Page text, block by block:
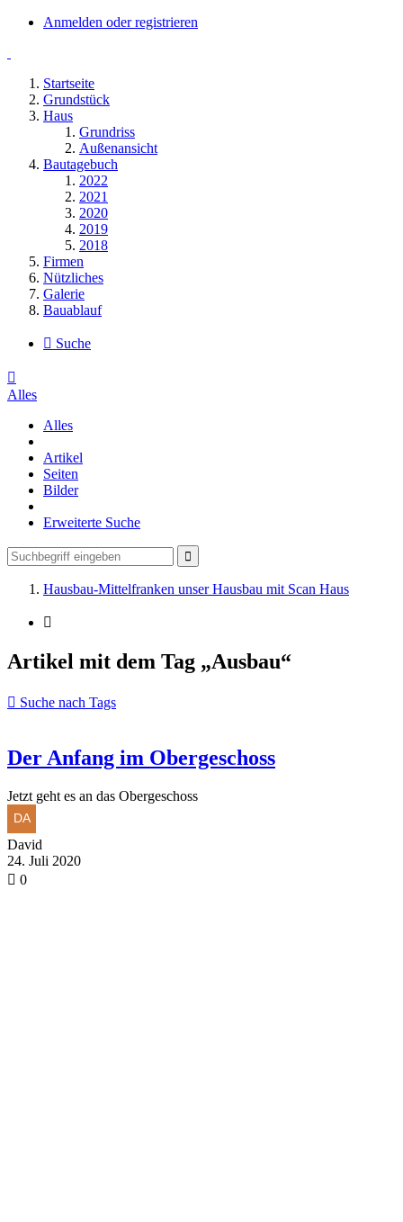
Anmelden oder registrieren
Startseite
Grundstück
Haus
Grundriss
Außenansicht
Bautagebuch
2022
2021
2020
2019
2018
Firmen
Nützliches
Galerie
Bauablauf
Suche
Alles
Alles
Artikel
Seiten
Bilder
Erweiterte Suche
Hausbau-Mittelfranken unser Hausbau mit Scan Haus
Artikel mit dem Tag „Ausbau“
Suche nach Tags
Der Anfang im Obergeschoss
Jetzt geht es an das Obergeschoss
David
24. Juli 2020
0